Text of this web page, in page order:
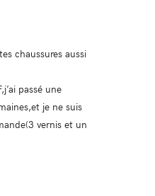
chaussures aussi
passé une
je ne suis
vernis et un